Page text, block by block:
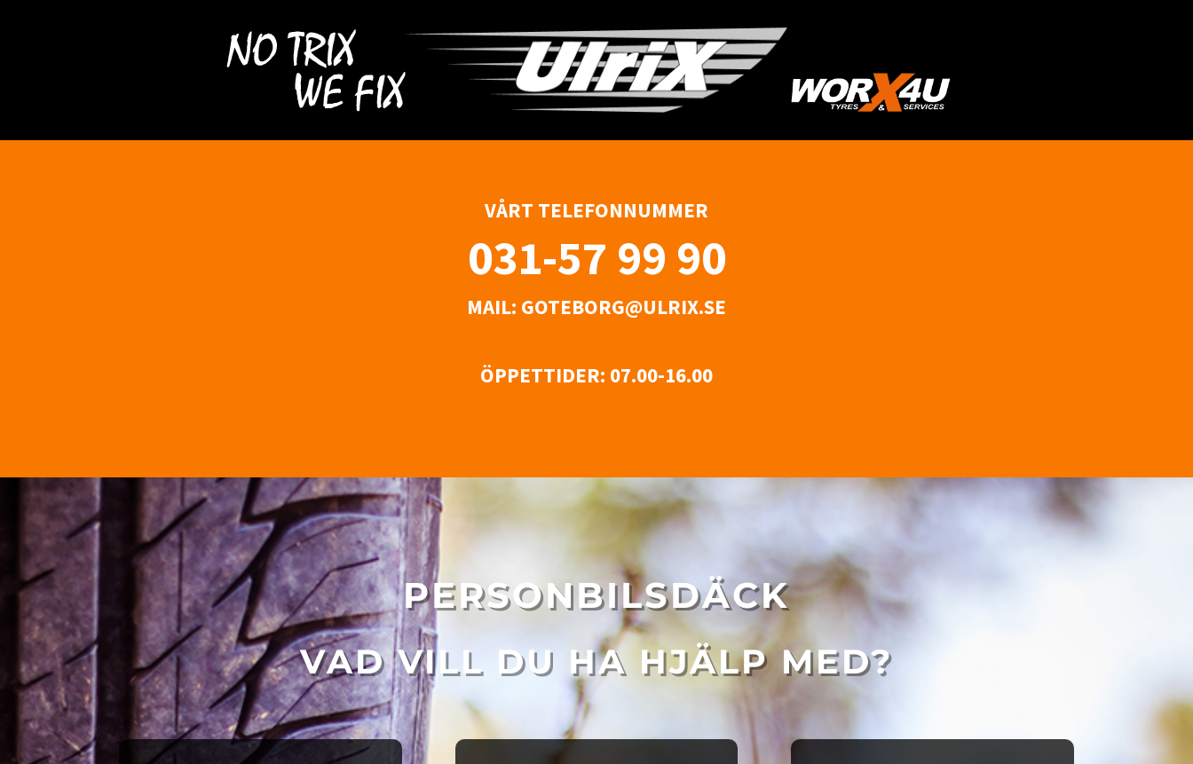
VÅRT TELEFONNUMMER
031-57 99 90
MAIL: GOTEBORG@ULRIX.SE
ÖPPETTIDER: 07.00-16.00
PERSONBILSDÄCK
VAD VILL DU HA HJÄLP MED?